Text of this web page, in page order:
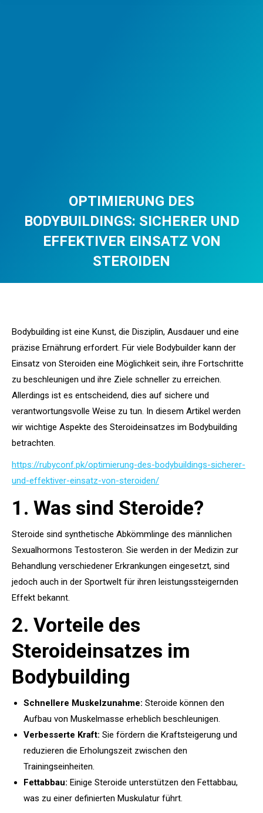
OPTIMIERUNG DES
BODYBUILDINGS: SICHERER UND
EFFEKTIVER EINSATZ VON
STEROIDEN
Bodybuilding ist eine Kunst, die Disziplin, Ausdauer und eine
präzise Ernährung erfordert. Für viele Bodybuilder kann der
Einsatz von Steroiden eine Möglichkeit sein, ihre Fortschritte
zu beschleunigen und ihre Ziele schneller zu erreichen.
Allerdings ist es entscheidend, dies auf sichere und
verantwortungsvolle Weise zu tun. In diesem Artikel werden
wir wichtige Aspekte des Steroideinsatzes im Bodybuilding
betrachten.
https://rubyconf.pk/optimierung-des-bodybuildings-sicherer-
und-effektiver-einsatz-von-steroiden/
1. Was sind Steroide?
Steroide sind synthetische Abkömmlinge des männlichen
Sexualhormons Testosteron. Sie werden in der Medizin zur
Behandlung verschiedener Erkrankungen eingesetzt, sind
jedoch auch in der Sportwelt für ihren leistungssteigernden
Effekt bekannt.
2. Vorteile des
Steroideinsatzes im
Bodybuilding
Schnellere Muskelzunahme: Steroide können den
Aufbau von Muskelmasse erheblich beschleunigen.
Verbesserte Kraft: Sie fördern die Kraftsteigerung und
reduzieren die Erholungszeit zwischen den
Trainingseinheiten.
Fettabbau: Einige Steroide unterstützen den Fettabbau,
was zu einer definierten Muskulatur führt.